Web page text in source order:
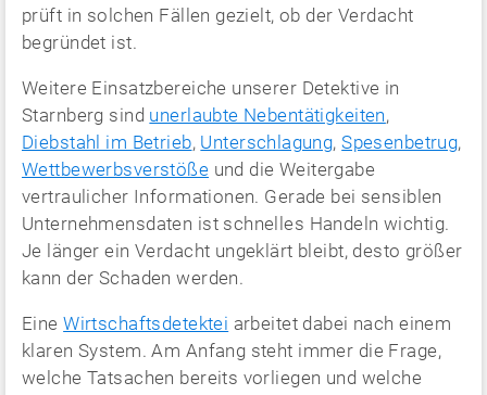
prüft in solchen Fällen gezielt, ob der Verdacht
begründet ist.
Weitere Einsatzbereiche unserer Detektive in
Starnberg sind unerlaubte Nebentätigkeiten,
Diebstahl im Betrieb, Unterschlagung,Spesenbetrug,
Wettbewerbsverstöße und die Weitergabe
vertraulicher Informationen. Gerade bei sensiblen
Unternehmensdaten ist schnelles Handeln wichtig.
Je länger ein Verdacht ungeklärt bleibt, desto größer
kann der Schaden werden.
EineWirtschaftsdetektei arbeitet dabei nach einem
klaren System. Am Anfang steht immer die Frage,
welche Tatsachen bereits vorliegen und welche